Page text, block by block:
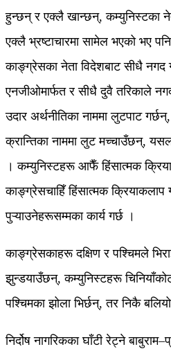
हुन्छन् र एक्लै खान्छन्, कम्युनिस्टका
एक्लै भ्रष्टाचारमा सामेल भएको भए
काङ्ग्रेसका नेता विदेशबाट सीधै
एनजीओमार्फत र सीधै दुवै तरिकाले
उदार अर्थनीतिका नाममा लुटपाट
क्रान्तिका नाममा लुट मच्चाउँछन्,
। कम्युनिस्टहरू आफैँ हिंसात्मक
काङ्ग्रेसचाहिँ हिंसात्मक क्रियाकलाप
पुऱ्याउनेहरूसम्मका कार्य गर्छ ।
काङ्ग्रेसकाहरू दक्षिण र पश्चिमले
झुन्डयाउँछन्, कम्युनिस्टहरू
पश्चिमका झोला भिर्छन्, तर निकै
निर्दोष नागरिकका घाँटी रेट्ने